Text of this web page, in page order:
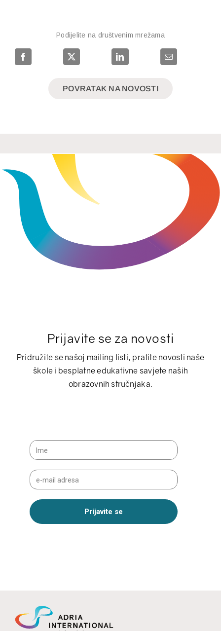
Podijelite na društvenim mrežama
POVRATAK NA NOVOSTI
Prijavite se za novosti
Pridružite se našoj mailing listi, pratite novosti naše
škole i besplatne edukativne savjete naših
obrazovnih stručnjaka.